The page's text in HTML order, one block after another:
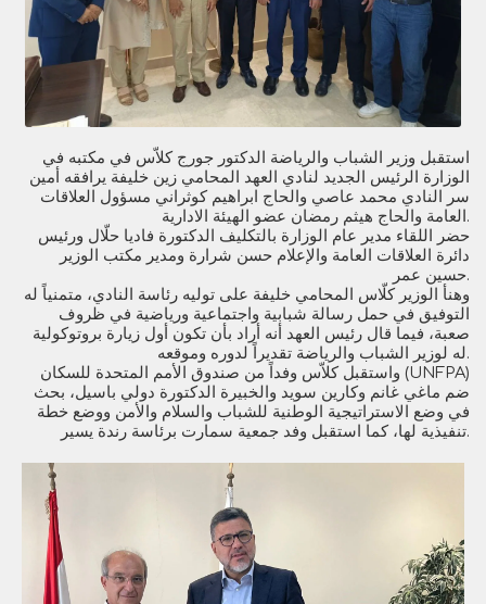
استقبل وزير الشباب والرياضة الدكتور جورج كلاّس في مكتبه في
الوزارة الرئيس الجديد لنادي العهد المحامي زين خليفة يرافقه أمين
سر النادي محمد عاصي والحاج ابراهيم كوثراني مسؤول العلاقات
العامة والحاج هيثم رمضان عضو الهيئة الادارية.
حضر اللقاء مدير عام الوزارة بالتكليف الدكتورة فاديا حلّال ورئيس
دائرة العلاقات العامة والإعلام حسن شرارة ومدير مكتب الوزير
حسين عمر.
وهنأ الوزير كلّاس المحامي خليفة على توليه رئاسة النادي، متمنياً له
التوفيق في حمل رسالة شبابية واجتماعية ورياضية في ظروف
صعبة، فيما قال رئيس العهد أنه أراد بأن تكون أول زيارة بروتوكولية
له لوزير الشباب والرياضة تقديراً لدوره وموقعه.
واستقبل كلاّس وفداً من صندوق الأمم المتحدة للسكان (UNFPA)
ضم ماغي غانم وكارين سويد والخبيرة الدكتورة دولي باسيل، بحث
في وضع الاستراتيجية الوطنية للشباب والسلام والأمن ووضع خطة
تنفيذية لها، كما استقبل وفد جمعية سمارت برئاسة رندة يسير.